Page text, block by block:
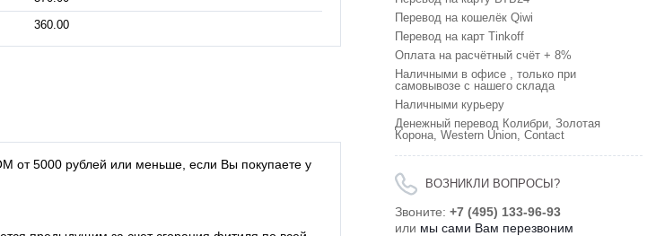
360.00
от 5000 рублей или меньше, если Вы покупаете у
Перевод на кошелёк Qiwi
Перевод на карт Tinkoff
Оплата на расчётный счёт + 8%
Наличными в офисе , только при
самовывозе с нашего склада
Наличными курьеру
Денежный перевод Колибри, Золотая
Корона, Western Union, Contact
ВОЗНИКЛИ ВОПРОСЫ?
Звоните: +7 (495) 133-96-93
или мы сами Вам перезвоним